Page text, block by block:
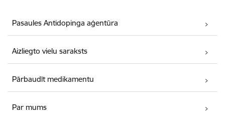
Pasaules Antidopinga aģentūra
Aizliegto vielu saraksts
Pārbaudīt medikamentu
Par mums